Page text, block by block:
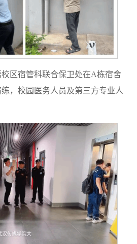
校区宿管科联合保卫处在A栋宿舍
，校园医务人员及第三方专业人